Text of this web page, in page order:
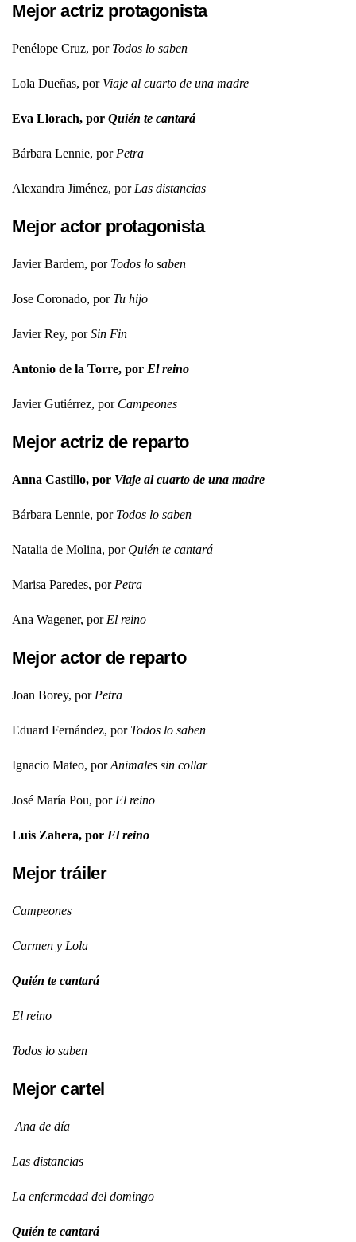
Mejor actriz protagonista
Penélope Cruz, por Todos lo saben
Lola Dueñas, por Viaje al cuarto de una madre
Eva Llorach, por Quién te cantará
Bárbara Lennie, por Petra
Alexandra Jiménez, por Las distancias
Mejor actor protagonista
Javier Bardem, porTodos lo saben
Jose Coronado, por Tu hijo
Javier Rey, porSin Fin
Antonio de la Torre, por El reino
Javier Gutiérrez, por Campeones
Mejor actriz de reparto
Anna Castillo, por Viaje al cuarto de una madre
Bárbara Lennie, por Todos lo saben
Natalia de Molina, por Quién te cantará
Marisa Paredes, por Petra
Ana Wagener, por El reino
Mejor actor de reparto
Joan Borey, por Petra
Eduard Fernández, por Todos lo saben
Ignacio Mateo, porAnimales sin collar
José María Pou, porEl reino
Luis Zahera, por El reino
Mejor tráiler
Campeones
Carmen y Lola
Quién te cantará
El reino
Todos lo saben
Mejor cartel
Ana de día
Las distancias
La enfermedad del domingo
Quién te cantará